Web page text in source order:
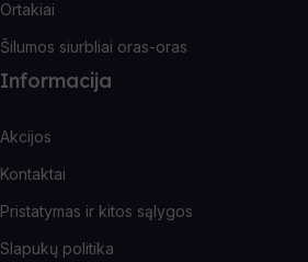
Ortakiai
Šilumos siurbliai oras-oras
Informacija
Akcijos
Kontaktai
Pristatymas ir kitos sąlygos
Slapukų politika